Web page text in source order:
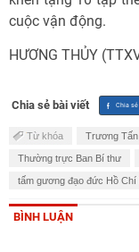
cuộc vận động.
HƯƠNG THỦY
Chia sẻ bài viết
Từ khóa Trương Tấn
Thường trực Ban Bí thư
tấm gương đạo đức Hồ Chí
BÌNH LUẬN